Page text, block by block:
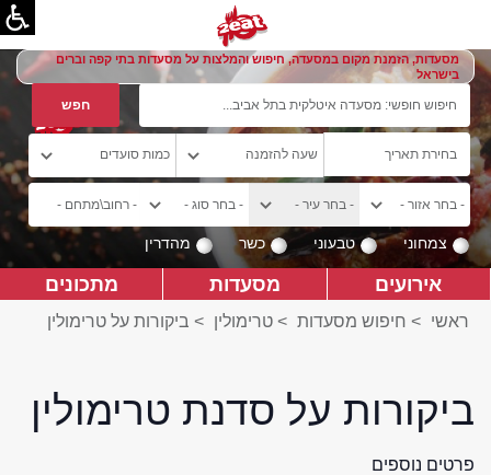
מסעדות, הזמנת מקום במסעדה, חיפוש והמלצות על מסעדות בתי קפה וברים
בישראל
צמחוני טבעוני כשר מהדרין
אירועים מסעדות מתכונים
ראשי > חיפוש מסעדות > טרימולין > ביקורות על טרימולין
ביקורות על סדנת טרימולין
פרטים נוספים